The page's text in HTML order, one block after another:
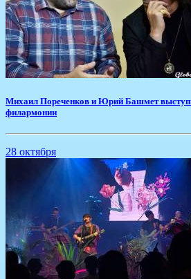
Михаил Пореченков и Юрий Башмет
филармонии
28 октября